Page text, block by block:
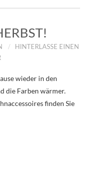
HINTERLASSE EINEN
wieder in den
die Farben wärmer.
finden Sie